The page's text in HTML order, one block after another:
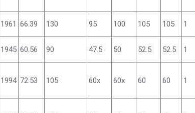
1961 66.39 130 95 100 105 105 1
1945 60.56 90 47.5 50 52.5 52.5 1
1994 72.53 105 60x 60x 60 60 1